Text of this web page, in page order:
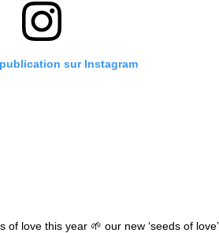
sur Instagram
love this year 🌱 our new ‘seeds of love’